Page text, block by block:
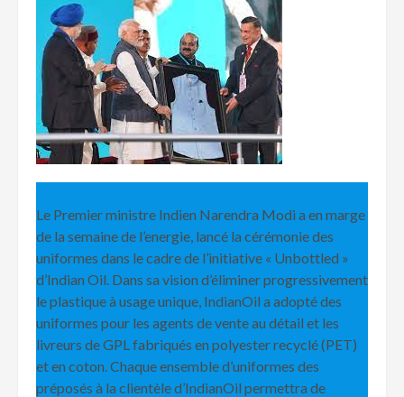
Le Premier ministre Indien Narendra Modi a en marge
de la semaine de l’energie, lancé la cérémonie des
uniformes dans le cadre de l’initiative « Unbottled »
d’Indian Oil. Dans sa vision d’éliminer progressivement
le plastique à usage unique, IndianOil a adopté des
uniformes pour les agents de vente au détail et les
livreurs de GPL fabriqués en polyester recyclé (PET)
et en coton. Chaque ensemble d’uniformes des
préposés à la clientèle d’IndianOil permettra de